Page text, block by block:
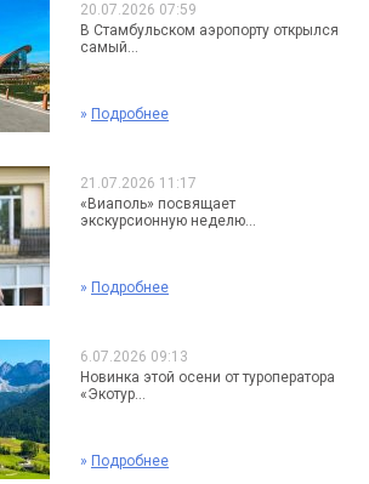
20.07.2026 07:59
В Стамбульском аэропорту открылся
самый...
» Подробнее
21.07.2026 11:17
«Виаполь» посвящает
экскурсионную неделю...
» Подробнее
6.07.2026 09:13
Новинка этой осени от туроператора
«Экотур...
» Подробнее